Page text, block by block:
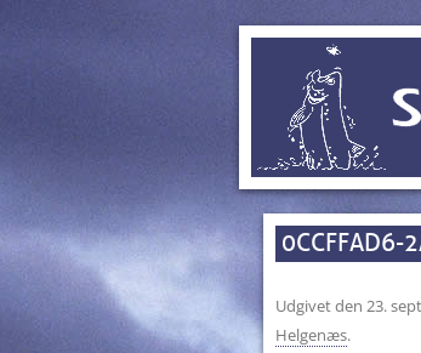
Udgivet den 23.
Helgenæs.